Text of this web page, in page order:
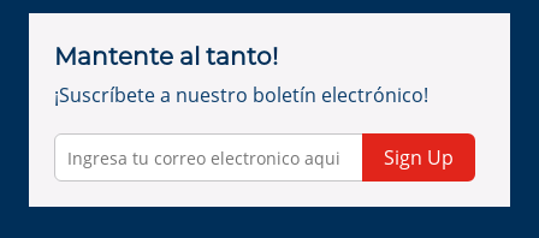
Mantente al tanto!
¡Suscríbete a nuestro boletín electrónico!
Sign Up